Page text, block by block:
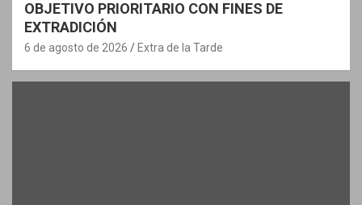
OBJETIVO PRIORITARIO CON FINES DE
EXTRADICIÓN
6 de agosto de 2026 Extra de la Tarde